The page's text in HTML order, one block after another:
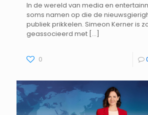
In de wereld van media en
soms namen op die de
publiek prikkelen. Simeon Kerner is
geassocieerd met […]
0